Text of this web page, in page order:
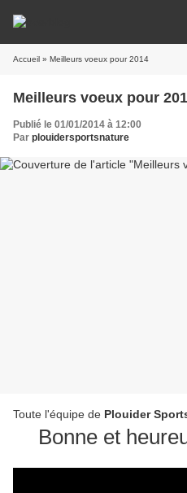
Accueil » Meilleurs voeux pour 2014
Meilleurs voeux pour
Publié le 01/01/2014 à 12:00
Par plouidersportsnature
Toute l'équipe de Plouider
Bonne et